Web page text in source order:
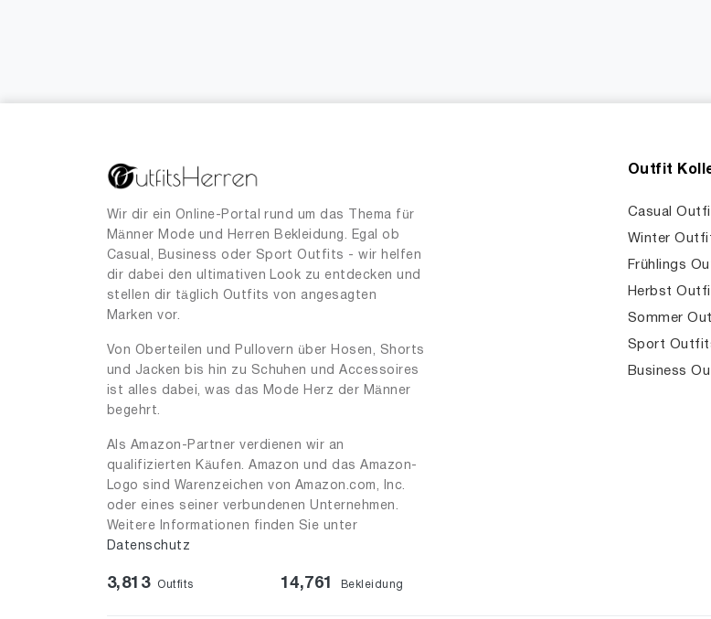
Wir dir ein Online-Portal rund um das Thema für
Männer Mode und Herren Bekleidung. Egal ob
Casual, Business oder Sport Outfits - wir helfen
dir dabei den ultimativen Look zu entdecken und
stellen dir täglich Outfits von angesagten
Marken vor.
Von Oberteilen und Pullovern über Hosen, Shorts
und Jacken bis hin zu Schuhen und Accessoires
ist alles dabei, was das Mode Herz der Männer
begehrt.
Als Amazon-Partner verdienen wir an
qualifizierten Käufen. Amazon und das Amazon-
Logo sind Warenzeichen von Amazon.com, Inc.
oder eines seiner verbundenen Unternehmen.
Weitere Informationen finden Sie unter
Datenschutz
3,813 Outfits 14,761 Bekleidung
Outfit
Casual
Winter
Frühlings
Herbst
Sommer
Sport
Business